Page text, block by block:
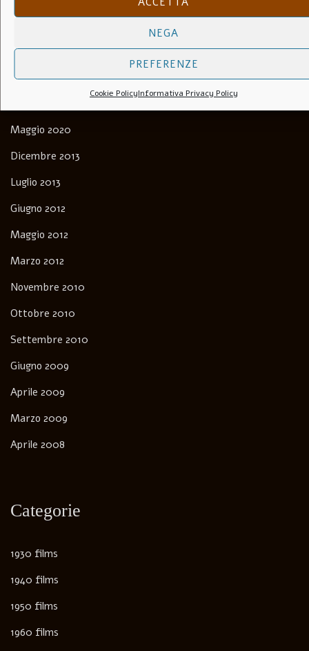
NEGA
PREFERENZE
Cookie PolicyInformativa Privacy Policy
Biografia. Come imparai a dipingere
Maggio 2020
Dicembre 2013
Luglio 2013
Giugno 2012
Maggio 2012
Marzo 2012
Novembre 2010
Ottobre 2010
Settembre 2010
Giugno 2009
Aprile 2009
Marzo 2009
Aprile 2008
Categorie
1930 films
1940 films
1950 films
1960 films